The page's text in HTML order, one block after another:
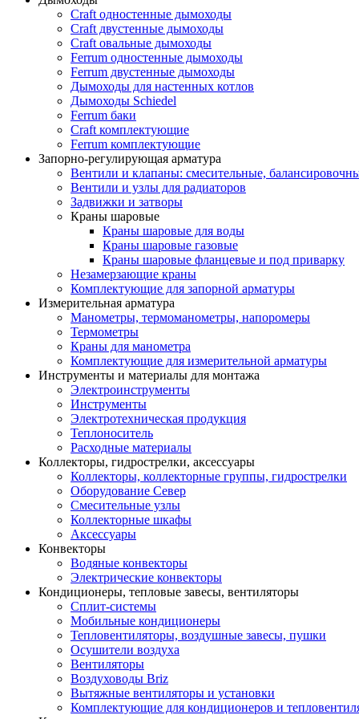
Craft одностенные дымоходы
Craft двустенные дымоходы
Craft овальные дымоходы
Ferrum одностенные дымоходы
Ferrum двустенные дымоходы
Дымоходы для настенных котлов
Дымоходы Schiedel
Ferrum баки
Craft комплектующие
Ferrum комплектующие
Запорно-регулирующая арматура
Вентили и клапаны: смесительные,
Вентили и узлы для радиаторов
Задвижки и затворы
Краны шаровые
Краны шаровые для воды
Краны шаровые газовые
Краны шаровые фланцевые и под приварку
Незамерзающие краны
Комплектующие для запорной арматуры
Измерительная арматура
Манометры, термоманометры, напоромеры
Термометры
Краны для манометра
Комплектующие для измерительной арматуры
Инструменты и материалы для монтажа
Электроинструменты
Инструменты
Электротехническая продукция
Теплоноситель
Расходные материалы
Коллекторы, гидрострелки, аксессуары
Коллекторы, коллекторные группы, гидрострелки
Оборудование Север
Смесительные узлы
Коллекторные шкафы
Аксессуары
Конвекторы
Водяные конвекторы
Электрические конвекторы
Кондиционеры, тепловые завесы, вентиляторы
Сплит-системы
Мобильные кондиционеры
Тепловентиляторы, воздушные завесы, пушки
Осушители воздуха
Вентиляторы
Воздуховоды Briz
Вытяжные вентиляторы и установки
Комплектующие для кондиционеров и